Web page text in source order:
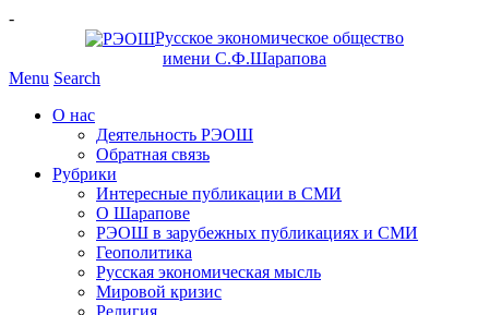
-
Русское экономическое общество
имени С.Ф.Шарапова
Menu Search
О нас
Деятельность РЭОШ
Обратная связь
Рубрики
Интересные публикации в СМИ
О Шарапове
РЭОШ в зарубежных публикациях и СМИ
Геополитика
Русская экономическая мысль
Мировой кризис